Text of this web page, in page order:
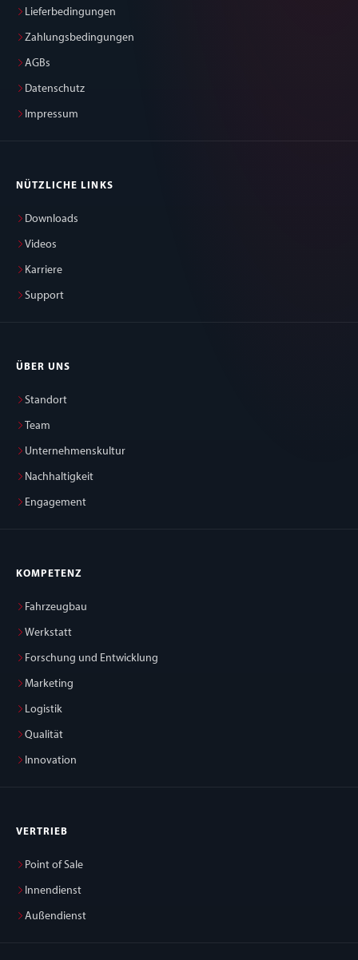
Lieferbedingungen
Zahlungsbedingungen
AGBs
Datenschutz
Impressum
NÜTZLICHE LINKS
Downloads
Videos
Karriere
Support
ÜBER UNS
Standort
Team
Unternehmenskultur
Nachhaltigkeit
Engagement
KOMPETENZ
Fahrzeugbau
Werkstatt
Forschung und Entwicklung
Marketing
Logistik
Qualität
Innovation
VERTRIEB
Point of Sale
Innendienst
Außendienst